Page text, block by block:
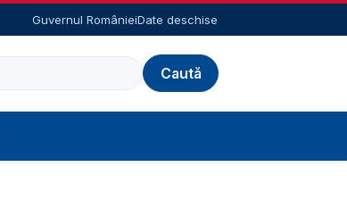
Guvernul RomânieiDate deschise